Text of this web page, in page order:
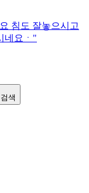
침도 잘놓으시고
요ㆍ "
색